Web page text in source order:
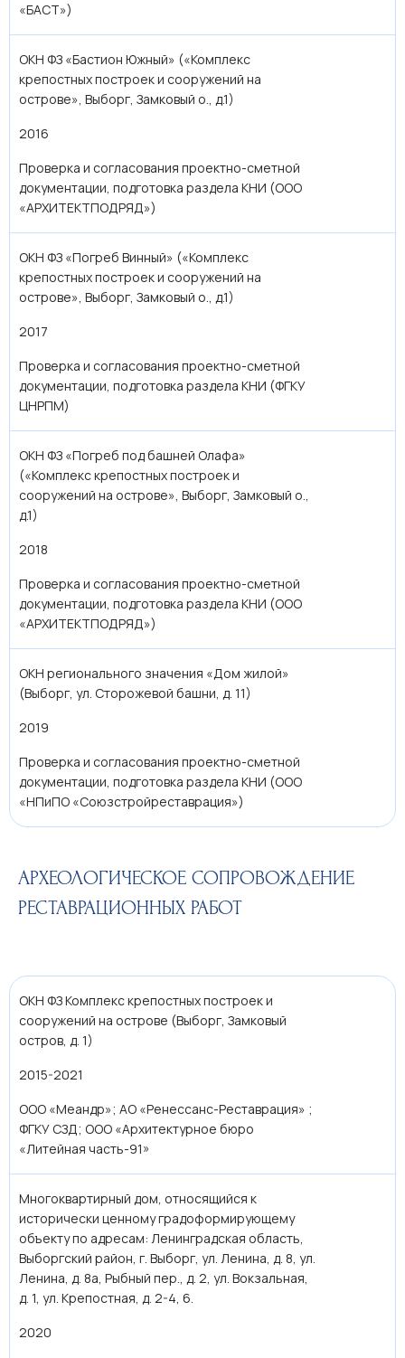
«БАСТ»)
ОКН ФЗ «Бастион Южный» («Комплекс
крепостных построек и сооружений на
острове», Выборг, Замковый о., д.1)
2016
Проверка и согласования проектно-сметной
документации, подготовка раздела КНИ (ООО
«АРХИТЕКТПОДРЯД»)
ОКН ФЗ «Погреб Винный» («Комплекс
крепостных построек и сооружений на
острове», Выборг, Замковый о., д.1)
2017
Проверка и согласования проектно-сметной
документации, подготовка раздела КНИ (ФГКУ
ЦНРПМ)
ОКН ФЗ «Погреб под башней Олафа»
(«Комплекс крепостных построек и
сооружений на острове», Выборг, Замковый о.,
д.1)
2018
Проверка и согласования проектно-сметной
документации, подготовка раздела КНИ (ООО
«АРХИТЕКТПОДРЯД»)
ОКН регионального значения «Дом жилой»
(Выборг, ул. Сторожевой башни, д. 11)
2019
Проверка и согласования проектно-сметной
документации, подготовка раздела КНИ (ООО
«НПиПО «Союзстройреставрация»)
АРХЕОЛОГИЧЕСКОЕ СОПРОВОЖДЕНИЕ
РЕСТАВРАЦИОННЫХ РАБОТ
ОКН ФЗ Комплекс крепостных построек и
сооружений на острове (Выборг, Замковый
остров, д. 1)
2015-2021
ООО «Меандр»; АО «Ренессанс-Реставрация» ;
ФГКУ СЗД; ООО «Архитектурное бюро
«Литейная часть-91»
Многоквартирный дом, относящийся к
исторически ценному градоформирующему
объекту по адресам: Ленинградская область,
Выборгский район, г. Выборг, ул. Ленина, д. 8, ул.
Ленина, д. 8а, Рыбный пер., д. 2, ул. Вокзальная,
д. 1, ул. Крепостная, д. 2-4, 6.
2020